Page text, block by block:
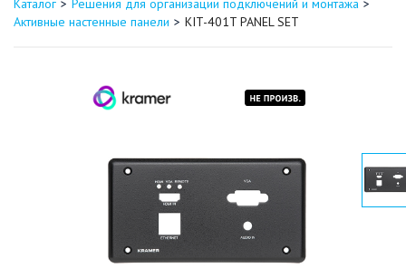
Каталог
Решения для организации подключений и монтажа
Активные настенные панели
KIT-401T PANEL SET